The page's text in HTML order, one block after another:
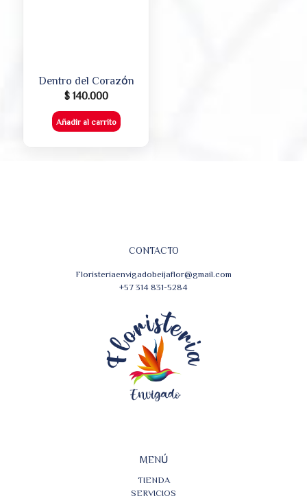
Dentro del Corazón
$140.000
Añadir al carrito
CONTACTO
Floristeriaenvigadobeijaflor@gmail.com
+57 314 831-5284
MENÚ
TIENDA
SERVICIOS